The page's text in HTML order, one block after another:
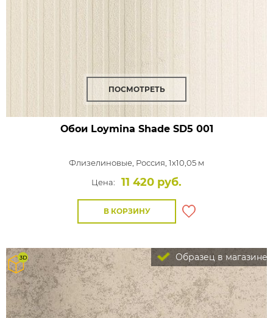
ПОСМОТРЕТЬ
Обои Loymina ShadeSD5 001
Флизелиновые, Россия, 1x10,05 м
Цена:
11 420 руб.
В КОРЗИНУ
Образец в магазине